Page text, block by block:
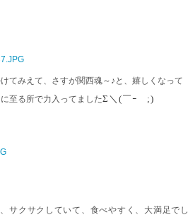
てみえて、さすが関西魂～♪と、嬉しくなって
至る所で力入ってましたΣ＼(￣ｰ￣;)
サクサクしていて、食べやすく、大満足でし